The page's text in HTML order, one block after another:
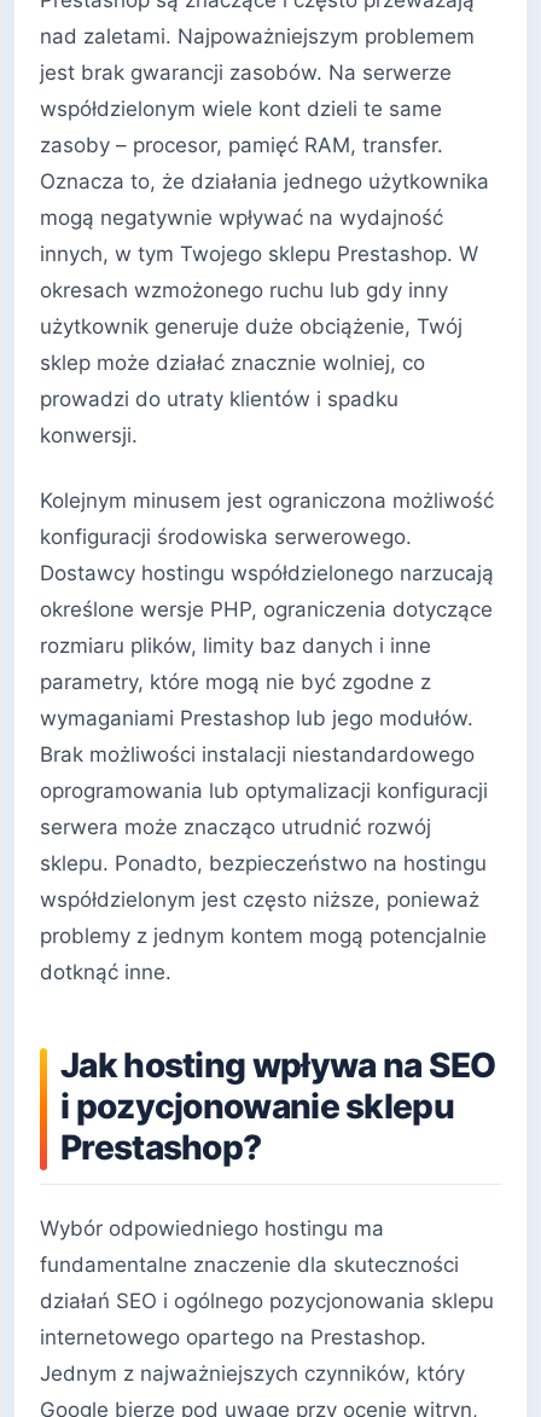
nad zaletami. Najpoważniejszym problemem
jest brak gwarancji zasobów. Na serwerze
współdzielonym wiele kont dzieli te same
zasoby – procesor, pamięć RAM, transfer.
Oznacza to, że działania jednego użytkownika
mogą negatywnie wpływać na wydajność
innych, w tym Twojego sklepu Prestashop. W
okresach wzmożonego ruchu lub gdy inny
użytkownik generuje duże obciążenie, Twój
sklep może działać znacznie wolniej, co
prowadzi do utraty klientów i spadku
konwersji.
Kolejnym minusem jest ograniczona możliwość
konfiguracji środowiska serwerowego.
Dostawcy hostingu współdzielonego narzucają
określone wersje PHP, ograniczenia dotyczące
rozmiaru plików, limity baz danych i inne
parametry, które mogą nie być zgodne z
wymaganiami Prestashop lub jego modułów.
Brak możliwości instalacji niestandardowego
oprogramowania lub optymalizacji konfiguracji
serwera może znacząco utrudnić rozwój
sklepu. Ponadto, bezpieczeństwo na hostingu
współdzielonym jest często niższe, ponieważ
problemy z jednym kontem mogą potencjalnie
dotknąć inne.
Jak hosting wpływa na SEO
i pozycjonowanie sklepu
Prestashop?
Wybór odpowiedniego hostingu ma
fundamentalne znaczenie dla skuteczności
działań SEO i ogólnego pozycjonowania sklepu
internetowego opartego na Prestashop.
Jednym z najważniejszych czynników, który
Google bierze pod uwagę przy ocenie witryn,